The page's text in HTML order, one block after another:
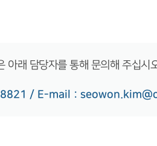
아래 담당자를 통해 문의해 주십시
/ E-mail :